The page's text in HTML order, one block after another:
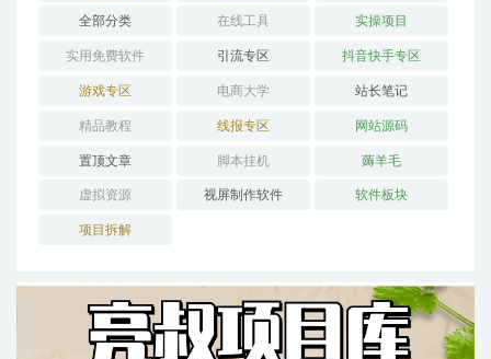
全部分类 在线工具 实操项目
实用免费软件 引流专区 抖音快手专区
游戏专区 电商大学 站长笔记
精品教程 线报专区 网站源码
置顶文章 脚本挂机 薅羊毛
虚拟资源 视屏制作软件 软件板块
项目拆解